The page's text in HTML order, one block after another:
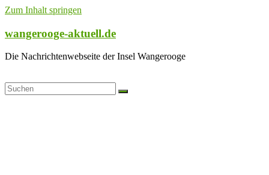
Zum Inhalt springen
wangerooge-aktuell.de
Die Nachrichtenwebseite der Insel Wangerooge